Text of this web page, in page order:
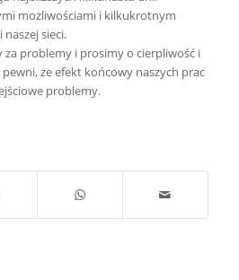
możliwościami i kilkukrotnym
sieci.
za problemy i prosimy o cierpliwość i
że efekt końcowy naszych prac
problemy.